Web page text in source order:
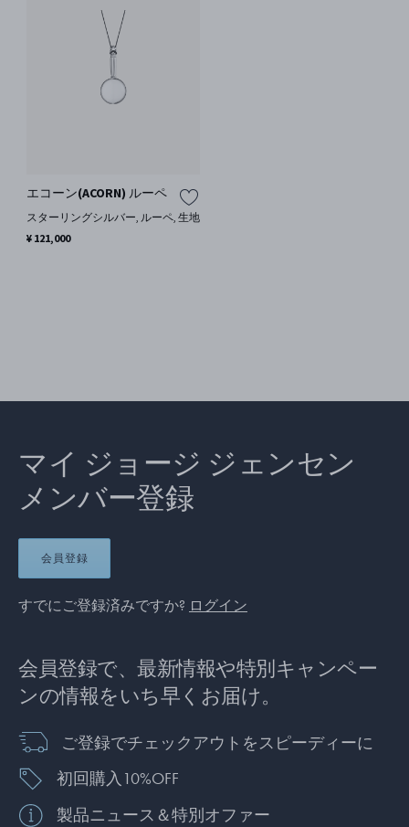
エコーン(ACORN) ルーペ
スターリングシルバー, ルーペ, 生地
¥ 121,000
マイ ジョージ ジェンセン
メンバー登録
会員登録
すでにご登録済みですか? ログイン
会員登録で、最新情報や特別キャンペー
ンの情報をいち早くお届け。
ご登録でチェックアウトをスピーディーに
初回購入10%OFF
製品ニュース＆特別オファー